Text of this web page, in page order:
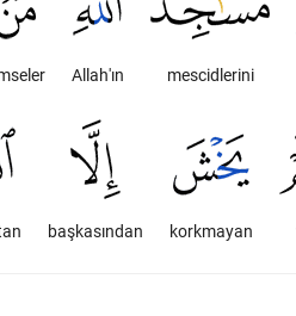
mescidlerini
Allah'ın
korkmayan
başkasından